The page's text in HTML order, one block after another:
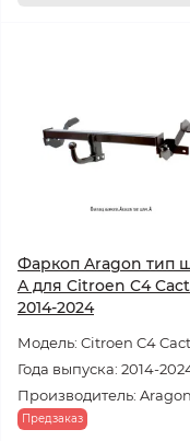
Фаркоп Aragon тип
A для Citroen C4
2014-2024
Модель: Citroen C4
Года выпуска: 2014-
Производитель: Aragon
Предзаказ